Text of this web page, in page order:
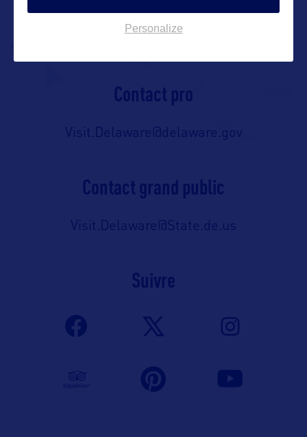
https://www.visitdelaware.com/media-
inquiries/media-kit/media-
Contact pro
Visit.Delaware@delaware.gov
Contact grand public
Visit.Delaware@State.de.us
Suivre
Personalize